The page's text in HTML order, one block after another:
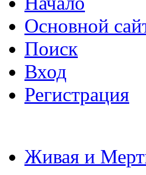
Основной
Поиск
Вход
Регистрация
Живая и